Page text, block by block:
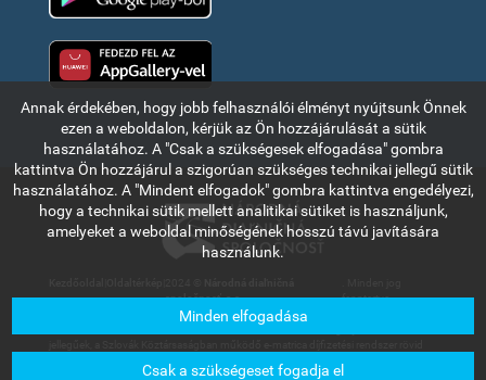
spoločnosť, a.s.
fenntartva.
vállal felelősséget a felhasználókat vagy harmadik személyt az információk
Annak érdekében, hogy jobb felhasználói élményt nyújtsunk Önnek
ezen a weboldalon, kérjük az Ön hozzájárulását a sütik
használatához. A "Csak a szükségesek elfogadása" gombra
kattintva Ön hozzájárul a szigorúan szükséges technikai jellegű sütik
használatához. A "Mindent elfogadok" gombra kattintva engedélyezi,
hogy a technikai sütik mellett analitikai sütiket is használjunk,
amelyeket a weboldal minőségének hosszú távú javítására
használunk.
Minden elfogadása
Csak a szükségeset fogadja el